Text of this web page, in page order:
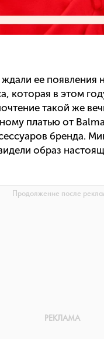
ее появления
которая в этом
такой же
платью от
бренда.
образ